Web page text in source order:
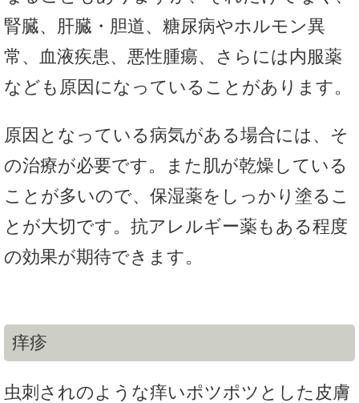
腎臓、肝臓・胆道、糖尿病やホルモン異
常、血液疾患、悪性腫瘍、さらには内服薬
なども原因になっていることがあります。
原因となっている病気がある場合には、そ
の治療が必要です。また肌が乾燥している
ことが多いので、保湿薬をしっかり塗るこ
とが大切です。抗アレルギー薬もある程度
の効果が期待できます。
痒疹
虫刺されのような痒いポツポツとした皮膚